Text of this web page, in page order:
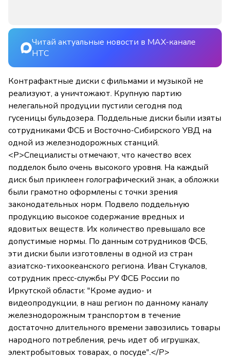
Читай актуальные новости в MAX-канале
НТС
Контрафактные диски с фильмами и музыкой не
реализуют, а уничтожают. Крупную партию
нелегальной продуции пустили сегодня под
гусеницы бульдозера. Поддельные диски были изяты
сотрудниками ФСБ и Восточно-Сибирского УВД на
одной из железнодорожных станций.
<P>Специалисты отмечают, что качество всех
подделок было очень высокого уровня. На каждый
диск был приклеен голографический знак, а обложки
были грамотно оформлены с точки зрения
законодательных норм. Подвело поддельную
продукцию высокое содержание вредных и
ядовитых веществ. Их количество превышало все
допустимые нормы. По данным сотрудников ФСБ,
эти диски были изготовлены в одной из стран
азиатско-тихоокеанского региона. Иван Стукалов,
сотрудник пресс-службы РУ ФСБ России по
Иркутской области: "Кроме аудио- и
видеопродукции, в наш регион по данному каналу
железнодорожным транспортом в течение
достаточно длительного времени завозились товары
народного потребления, речь идет об игрушках,
электробытовых товарах, о посуде".</P>